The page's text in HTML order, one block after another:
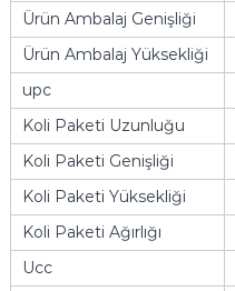
Ürün Ambalaj Genişliği
Ürün Ambalaj Yüksekliği
upc
Koli Paketi Uzunluğu
Koli Paketi Genişliği
Koli Paketi Yüksekliği
Koli Paketi Ağırlığı
Ucc